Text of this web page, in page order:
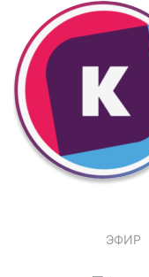
ЭФИР